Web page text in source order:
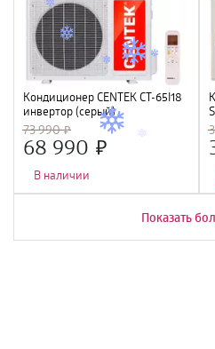
Кондиционер CENTEK CT-65I18
инвертор (серый)
(5400/5580W) 4D, 4 фильтра,
УФ лампа, R32, A++
73 990
68 990
В наличии
Показать